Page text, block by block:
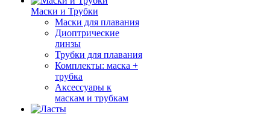
Маски и Трубки
Маски для плавания
Диоптрические
линзы
Трубки для плавания
Комплекты: маска +
трубка
Аксессуары к
маскам и трубкам